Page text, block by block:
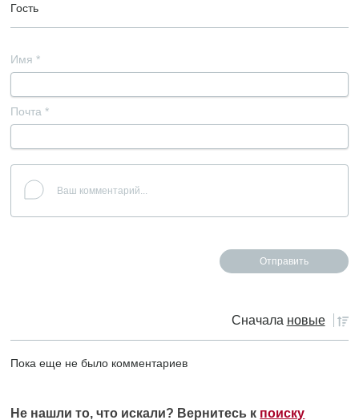
Гость
Имя *
Почта *
Сначала новые
Пока еще не было комментариев
Не нашли то, что искали? Вернитесь к поиску